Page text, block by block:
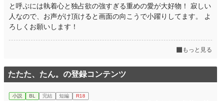
と呼ぶには執着心と独占欲の強すぎる重めの愛が大好物！ 寂しい
人なので、お声がけ頂けると画面の向こうで小躍りしてます。 よ
ろしくお願いします！
もっと見る
たたた、たん。の登録コンテンツ
小説 BL 完結 短編 R18